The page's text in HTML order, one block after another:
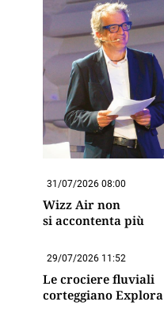
31/07/2026 08:00
Wizz Air non
si accontenta più
29/07/2026 11:52
Le crociere fluviali
corteggiano Explora